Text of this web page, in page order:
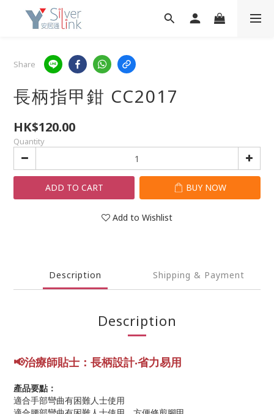
Share
長柄指甲鉗 CC2017
HK$120.00
Quantity
ADD TO CART BUY NOW
Add to Wishlist
Description Shipping & Payment
Description
📢治療師貼士 ： 長柄設計‧省力易用
產品要點：
適合手部彎曲有困難人士使用